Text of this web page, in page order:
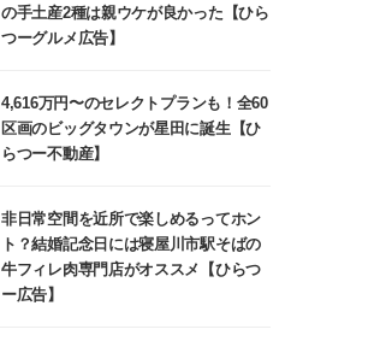
の手土産2種は親ウケが良かった【ひら
つーグルメ広告】
4,616万円〜のセレクトプランも！全60
区画のビッグタウンが星田に誕生【ひ
らつー不動産】
非日常空間を近所で楽しめるってホン
ト？結婚記念日には寝屋川市駅そばの
牛フィレ肉専門店がオススメ【ひらつ
ー広告】